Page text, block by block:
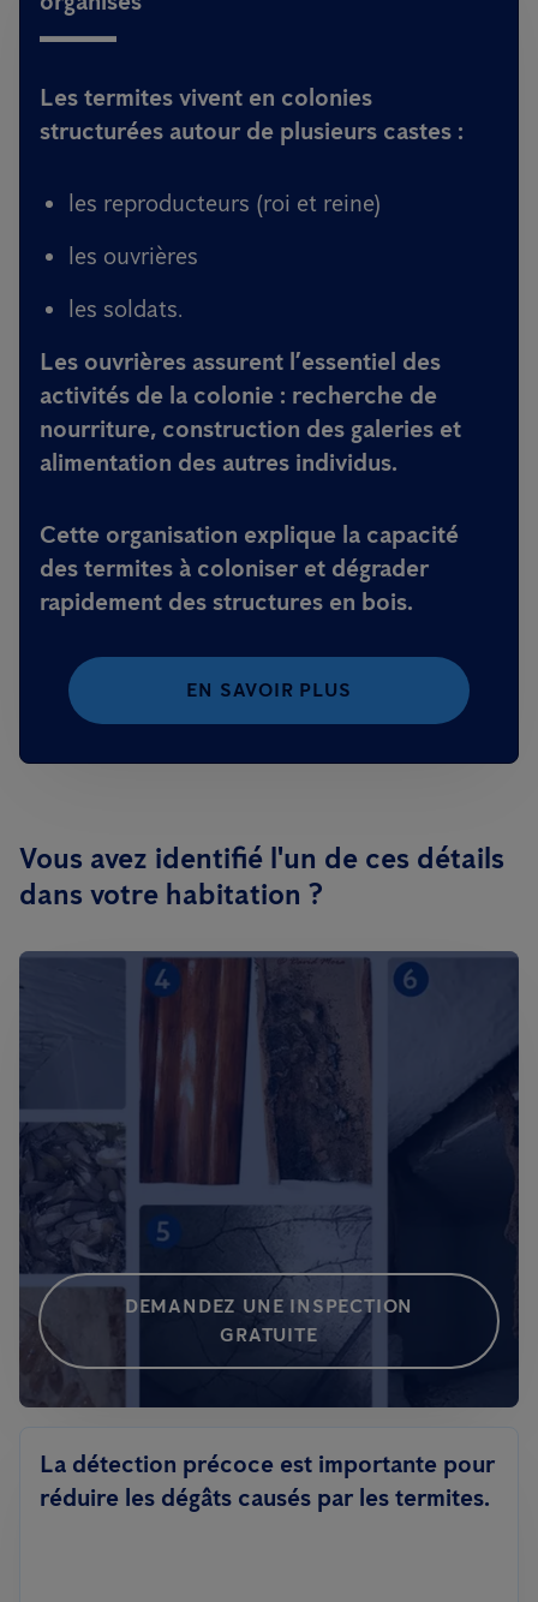
Les termites vivent en colonies
structurées autour de plusieurs castes :
les reproducteurs (roi et reine)
les ouvrières
les soldats.
Les ouvrières assurent l’essentiel des
activités de la colonie : recherche de
nourriture, construction des galeries et
alimentation des autres individus.
Cette organisation explique la capacité
des termites à coloniser et dégrader
rapidement des structures en bois.
EN SAVOIR PLUS
Vous avez identifié l'un de ces détails
dans votre habitation ?
DEMANDEZ UNE INSPECTION
GRATUITE
La détection précoce est importante pour
réduire les dégâts causés par les termites.